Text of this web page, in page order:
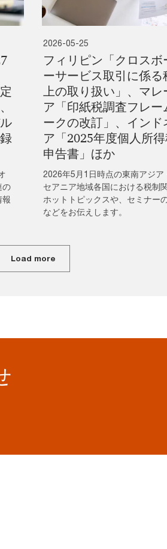
の
報
2026-05-25
フィリピン「クロスボ
ーサービス取引に係る
上の取り扱い」、マレ
ア「印紙税調査フレー
ークの改訂」、インド
ア「2025年度個人所
申告書」ほか
2026年5月1日時点の東南アジア
セアニア地域各国における税制
ホットトピックスや、セミナー
などをお伝えします。
Load more